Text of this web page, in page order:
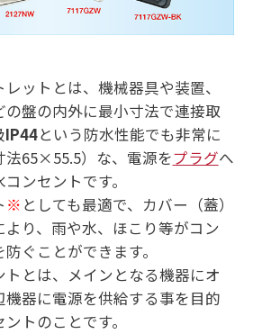
ットとは、機械器具や装置、
盤の内外に最小寸法で連接取
IP44という防水性能でも非常に
法65×55.5）な、電源をプラグへ
ンセントです。
※ としても最適で、カバー（蓋）
り、雨や水、ほこり等がコン
ぐことができます。
とは、メインとなる機器にオ
器に電源を供給する事を目的
トのことです。